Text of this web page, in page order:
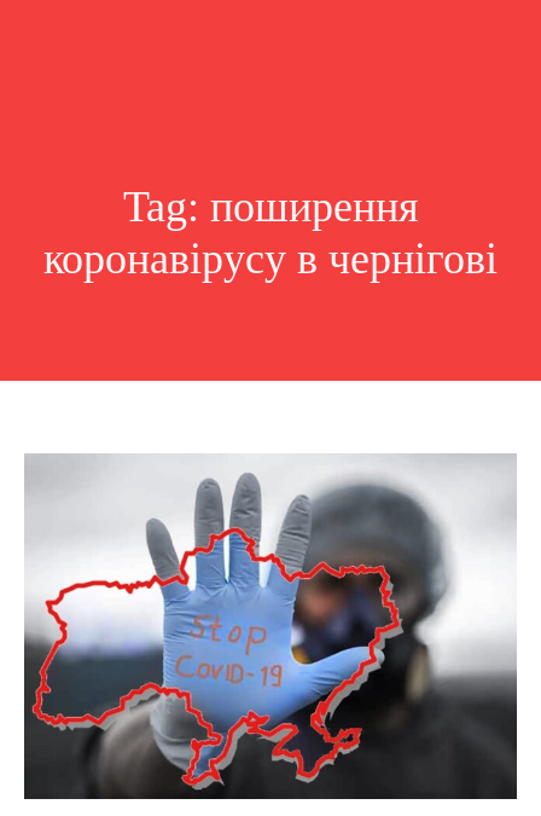
Tag: поширення
коронавірусу в чернігові